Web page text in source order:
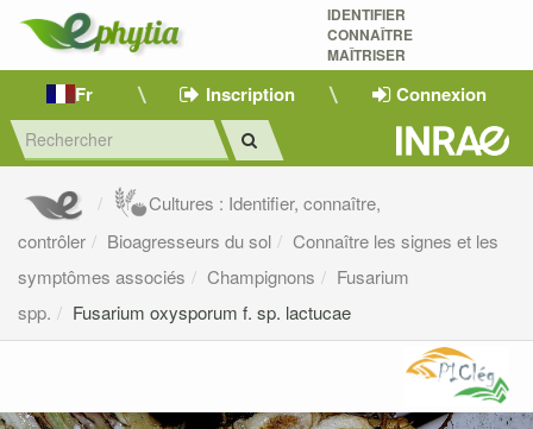
IDENTIFIER
CONNAÎTRE
MAÎTRISER
Fr Inscription Connexion
Cultures : Identifier, connaître,
contrôler
Bioagresseurs du sol
Connaître les signes et les
symptômes associés
Champignons
Fusarium
spp.
Fusarium oxysporum f. sp. lactucae